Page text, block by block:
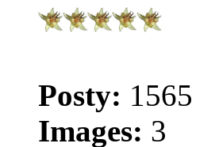
Posty: 1565
Images: 3